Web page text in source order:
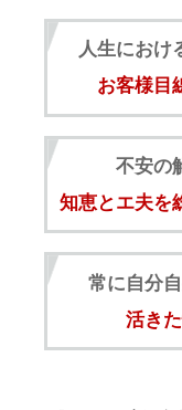
人生におけ
お客様目
不安の
知恵とエ夫を
常に自分
活き